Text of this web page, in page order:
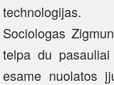
technologijas.
Sociologas
telpa du
esame nuolatos